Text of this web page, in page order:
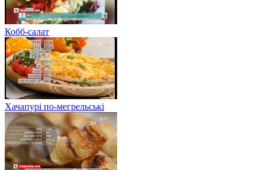
Кобб-салат
Хачапурі по-мегрельські